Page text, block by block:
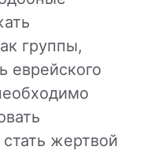
группы,
еврейского
жертвой